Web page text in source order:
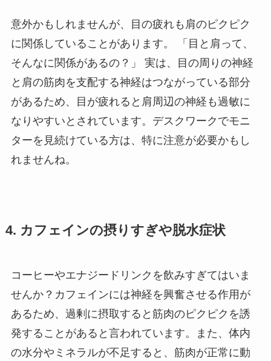
意外かもしれませんが、目の疲れも肩のピクピク
に関係していることがあります。 「目と肩って、
そんなに関係があるの？」 実は、目の周りの神経
と肩の筋肉を支配する神経はつながっている部分
があるため、目が疲れると肩周辺の神経も過敏に
なりやすいとされています。デスクワークでモニ
ターを見続けている方は、特に注意が必要かもし
れませんね。
4. カフェインの摂りすぎや脱水症状
コーヒーやエナジードリンクを飲みすぎてはいま
せんか？カフェインには神経を興奮させる作用が
あるため、過剰に摂取すると筋肉のピクピクを誘
発することがあると言われています。また、体内
の水分やミネラルが不足すると、筋肉が正常に動